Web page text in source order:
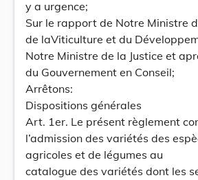
y a urgence;
Sur le rapport de Notre Ministre
de laViticulture et du
Notre Ministre de la Justice et
du Gouvernement en Conseil;
Arrêtons:
Dispositions générales
Art. 1er. Le présent règlement
l’admission des variétés des
agricoles et de légumes au
catalogue des variétés dont les